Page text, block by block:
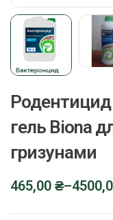
гель Biona
гризунами
465,00 ₴–